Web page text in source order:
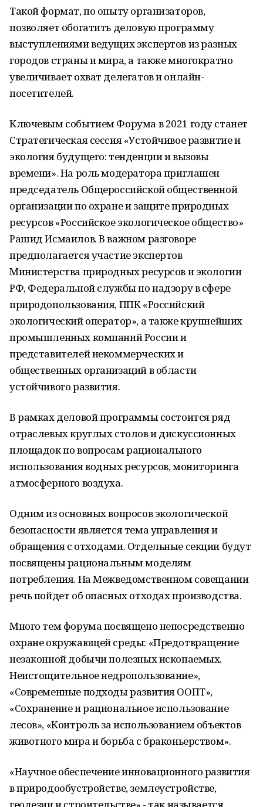
Такой формат, по опыту организаторов,
позволяет обогатить деловую программу
выступлениями ведущих экспертов из разных
городов страны и мира, а также многократно
увеличивает охват делегатов и онлайн-
посетителей.
Ключевым событием Форума в 2021 году станет
Стратегическая сессия «Устойчивое развитие и
экология будущего: тенденции и вызовы
времени». На роль модератора приглашен
председатель Общероссийской общественной
организации по охране и защите природных
ресурсов «Российское экологическое общество»
Рашид Исмаилов. В важном разговоре
предполагается участие экспертов
Министерства природных ресурсов и экологии
РФ, Федеральной службы по надзору в сфере
природопользования, ППК «Российский
экологический оператор», а также крупнейших
промышленных компаний России и
представителей некоммерческих и
общественных организаций в области
устойчивого развития.
В рамках деловой программы состоится ряд
отраслевых круглых столов и дискуссионных
площадок по вопросам рационального
использования водных ресурсов, мониторинга
атмосферного воздуха.
Одним из основных вопросов экологической
безопасности является тема управления и
обращения с отходами. Отдельные секции будут
посвящены рациональным моделям
потребления. На Межведомственном совещании
речь пойдет об опасных отходах производства.
Много тем форума посвящено непосредственно
охране окружающей среды: «Предотвращение
незаконной добычи полезных ископаемых.
Неистощительное недропользование»,
«Современные подходы развития ООПТ»,
«Сохранение и рациональное использование
лесов», «Контроль за использованием объектов
животного мира и борьба с браконьерством».
«Научное обеспечение инновационного развития
в природообустройстве, землеустройстве,